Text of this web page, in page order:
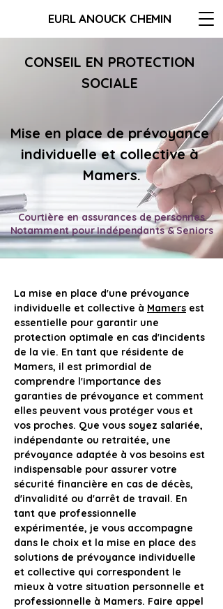
EURL ANOUCK CHEMIN
CONSEIL EN PROTECTION
SOCIALE
Mise en place de prévoyance
individuelle et collective à
Mamers.
Courtière en assurances de personnes
Notamment pour Indépendants & Seniors
La mise en place d'une prévoyance
individuelle et collective à Mamers est
essentielle pour garantir une
protection optimale en cas d'incidents
de la vie. En tant que résidente de
Mamers, il est primordial de
comprendre l'importance des
garanties de prévoyance et comment
elles peuvent vous protéger vous et
vos proches. Que vous soyez salariée,
indépendante ou retraitée, une
prévoyance adaptée à vos besoins est
indispensable pour assurer votre
sécurité financière en cas de décès,
d'invalidité ou d'arrêt de travail. En
tant que professionnelle
expérimentée, je vous accompagne
dans le choix et la mise en place des
solutions de prévoyance individuelle
et collective qui correspondent le
mieux à votre situation personnelle et
professionnelle à Mamers. Faire appel